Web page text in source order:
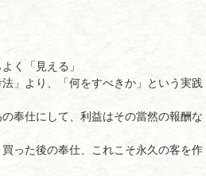
く「見える」
法」より、「何をすべきか」という実践
奉仕にして、利益はその當然の報酬な
った後の奉仕、これこそ永久の客を作